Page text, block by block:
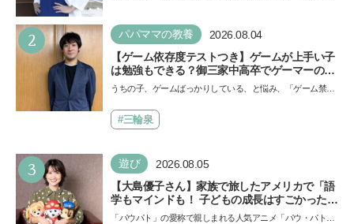
い…
2 パパママの教養 2026.08.04
【ゲーム依存度テストつき】ゲームが上手い子
は勉強もできる？御三家中高卒でゲーマーの医
師・阿部智史さんが教えるゲームしながら受験
うちの子、ゲームばっかりしている、と悩み、「ゲーム禁
も…
#三輪泉
3 遊び 2026.08.05
【大島優子さん】家族で旅したアメリカで「語
学もマインドも！ 子どもの成長はすごかった」
声優をつとめた映画『パウ・パトロール ザ・ダ
「パウパト」の愛称で親しまれる人気アニメ「パウ・パトロ